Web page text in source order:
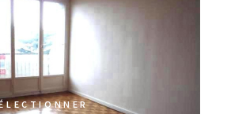
VOIR LE BIEN